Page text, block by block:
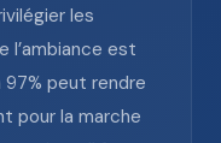
les
l’ambiance est
97% peut rendre
pour la marche